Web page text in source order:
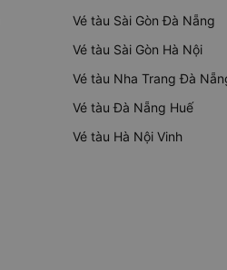
Vé tàu Sài Gòn Đà Nẵng
Vé tàu Sài Gòn Hà Nội
Vé tàu Nha Trang Đà
Vé tàu Đà Nẵng Huế
Vé tàu Hà Nội Vinh